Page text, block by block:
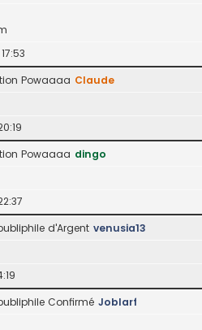
Powaaaa Claude
Powaaaa dingo
d'Argent venusia13
Confirmé Joblarf